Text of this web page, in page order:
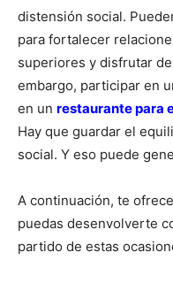
distensión social.
para fortalecer
superiores y disfrutar
embargo, participar en
en un restaurante para
Hay que guardar el
social. Y eso puede
A continuación, te
puedas desenvolverte
partido de estas